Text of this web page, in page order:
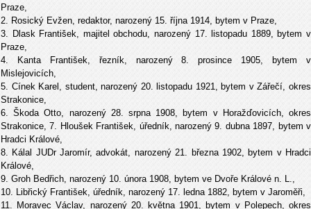
Praze,
2. Rosický Evžen, redaktor, narozený 15. října 1914, bytem v Praze,
3. Dlask František, majitel obchodu, narozený 17. listopadu 1889, bytem v
Praze,
4. Kanta František, řezník, narozený 8. prosince 1905, bytem v
Mislejovicích,
5. Cínek Karel, student, narozený 20. listopadu 1921, bytem v Zářečí, okres
Strakonice,
6. Škoda Otto, narozený 28. srpna 1908, bytem v Horažďovicích, okres
Strakonice, 7. Hloušek František, úředník, narozený 9. dubna 1897, bytem v
Hradci Králové,
8. Kálal JUDr Jaromír, advokát, narozený 21. března 1902, bytem v Hradci
Králové,
9. Groh Bedřich, narozený 10. února 1908, bytem ve Dvoře Králové n. L.,
10. Libřický František, úředník, narozený 17. ledna 1882, bytem v Jaroměři,
11. Moravec Václav, narozený 20. května 1901, bytem v Polepech, okres